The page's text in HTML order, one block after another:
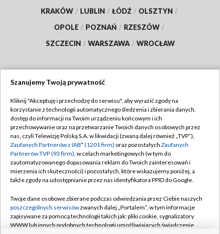
KRAKÓW / LUBLIN / ŁÓDŹ / OLSZTYN /
OPOLE / POZNAŃ / RZESZÓW /
SZCZECIN / WARSZAWA / WROCŁAW
TVP
Abonament TVP
Emisja w TVP
Centrum informacji TVP
Naziemna Telewizja Cyfrowa
Rada Programowa
System NOS
Regulamin TVP
Polityka prywatności
Moje zgody
Pomoc
Kontakt
Szanujemy Twoją prywatność
Kliknij "Akceptuję i przechodzę do serwisu", aby wyrazić zgody na
korzystanie z technologii automatycznego śledzenia i zbierania danych,
dostęp do informacji na Twoim urządzeniu końcowym i ich
przechowywanie oraz na przetwarzanie Twoich danych osobowych przez
nas, czyli Telewizję Polską S.A. w likwidacji (zwaną dalej również „TVP”),
Zaufanych Partnerów z IAB* (1201 firm) oraz pozostałych Zaufanych
Partnerów TVP (93 firm), w celach marketingowych (w tym do
zautomatyzowanego dopasowania reklam do Twoich zainteresowań i
mierzenia ich skuteczności) i pozostałych, które wskazujemy poniżej, a
także zgody na udostępnianie przez nas identyfikatora PPID do Google.
Twoje dane osobowe zbierane podczas odwiedzania przez Ciebie naszych
poszczególnych serwisówzwanych dalej „Portalem”, w tym informacje
zapisywane za pomocą technologii takich jak: pliki cookie, sygnalizatory
WWW lub innych podobnych technologii umożliwiających świadczenie